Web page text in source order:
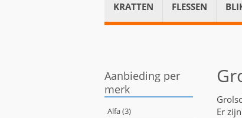
KRATTEN FLESSEN
Aanbieding per
merk
Alfa (3)
Er